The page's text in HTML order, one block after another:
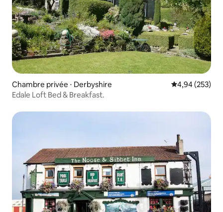
Chambre privée ⋅ Derbyshire Évaluation
4,94 (253)
Edale Loft Bed & Breakfast.